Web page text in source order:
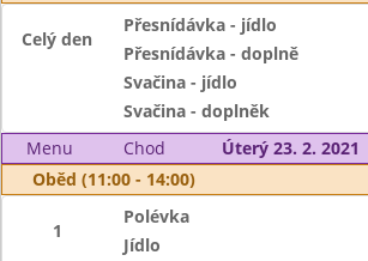
Celý den
Přesnídávka - jídlo
Přesnídávka - doplně
Svačina - jídlo
Svačina - doplněk
Menu
Chod
Úterý 23. 2. 2021
Oběd (11:00 - 14:00)
1
Polévka
Jídlo